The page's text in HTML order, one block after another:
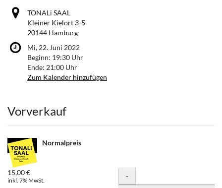
TONALi SAAL
Kleiner Kielort 3-5
20144 Hamburg
Mi, 22. Juni 2022
Beginn: 19:30 Uhr
Ende: 21:00 Uhr
Zum Kalender hinzufügen
Produkte
Vorverkauf
Normalpreis
15,00 €
inkl. 7% MwSt. Menge
-